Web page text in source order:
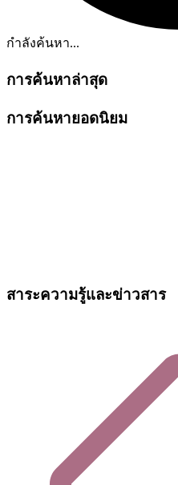
กำลังค้นหา...
การค้นหาล่าสุด
การค้นหายอดนิยม
สาระความรู้และข่าวสาร